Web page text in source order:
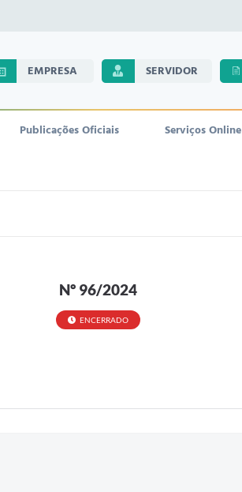
EMPRESA SERVIDOR
Publicações Oficiais Serviços Online
Nº 96/2024
ENCERRADO